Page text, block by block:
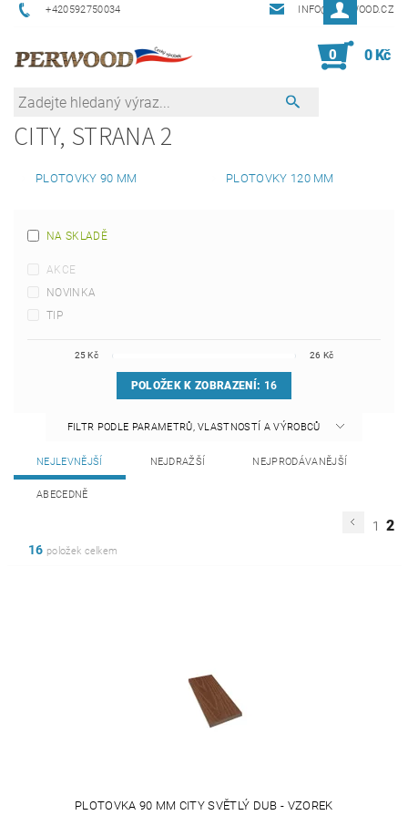
+420592750034 INFO@PERWOOD.CZ
0 0 Kč
CITY, STRANA 2
PLOTOVKY 90 MM PLOTOVKY 120 MM
NA SKLADĚ
AKCE
NOVINKA
TIP
25Kč 26 Kč
POLOŽEK K ZOBRAZENÍ: 16
FILTR PODLE PARAMETRŮ, VLASTNOSTÍ A VÝROBCŮ
NEJLEVNĚJŠÍ NEJDRAŽŠÍ NEJPRODÁVANĚJŠÍ
ABECEDNĚ
1 2
16 položek celkem
PLOTOVKA 90 MM CITY SVĚTLÝ DUB - VZOREK